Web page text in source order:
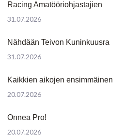
Racing Amatööriohjastajien
31.07.2026
Nähdään Teivon Kuninkuusra
31.07.2026
Kaikkien aikojen ensimmäinen
20.07.2026
Onnea Pro!
20.07.2026